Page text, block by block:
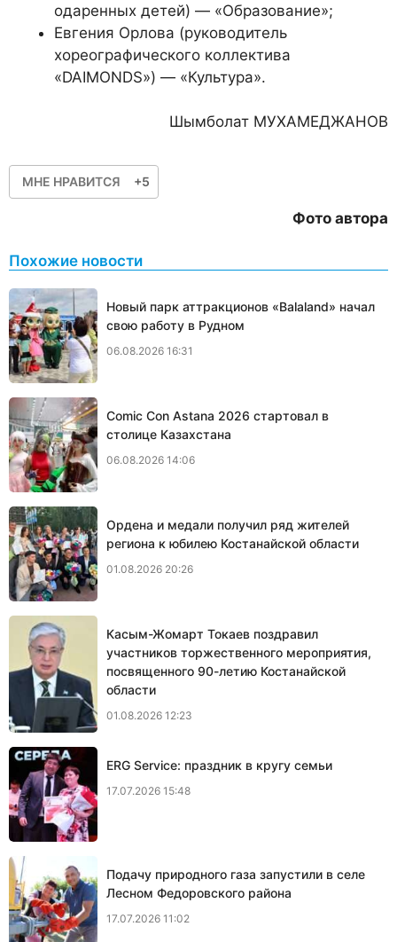
одаренных детей) — «Образование»;
Евгения Орлова (руководитель
хореографического коллектива
«DAIMONDS») — «Культура».
Шымболат МУХАМЕДЖАНОВ
МНЕ НРАВИТСЯ +5
Фото автора
Похожие новости
Новый парк аттракционов «Balaland» начал
свою работу в Рудном
06.08.2026 16:31
Comic Con Astana 2026 стартовал в
столице Казахстана
06.08.2026 14:06
Ордена и медали получил ряд жителей
региона к юбилею Костанайской области
01.08.2026 20:26
Касым-Жомарт Токаев поздравил
участников торжественного мероприятия,
посвященного 90-летию Костанайской
области
01.08.2026 12:23
ERG Service: праздник в кругу семьи
17.07.2026 15:48
Подачу природного газа запустили в селе
Лесном Федоровского района
17.07.2026 11:02